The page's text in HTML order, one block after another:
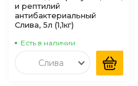
и рептилий
антибактериальный
Слива, 5л (1,1кг)
Есть в наличии
Слива